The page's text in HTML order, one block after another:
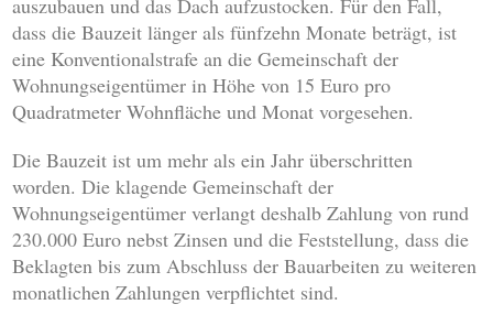
auszubauen und das Dach aufzustocken. Für den Fall,
dass die Bauzeit länger als fünfzehn Monate beträgt, ist
eine Konventionalstrafe an die Gemeinschaft der
Wohnungseigentümer in Höhe von 15 Euro pro
Quadratmeter Wohnfläche und Monat vorgesehen.
Die Bauzeit ist um mehr als ein Jahr überschritten
worden. Die klagende Gemeinschaft der
Wohnungseigentümer verlangt deshalb Zahlung von rund
230.000 Euro nebst Zinsen und die Feststellung, dass die
Beklagten bis zum Abschluss der Bauarbeiten zu weiteren
monatlichen Zahlungen verpflichtet sind.